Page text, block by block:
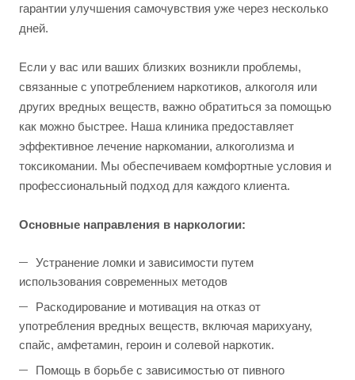
гарантии улучшения самочувствия уже через несколько
дней.
Если у вас или ваших близких возникли проблемы,
связанные с употреблением наркотиков, алкоголя или
других вредных веществ, важно обратиться за помощью
как можно быстрее. Наша клиника предоставляет
эффективное лечение наркомании, алкоголизма и
токсикомании. Мы обеспечиваем комфортные условия и
профессиональный подход для каждого клиента.
Основные направления в наркологии:
Устранение ломки и зависимости путем
использования современных методов
Раскодирование и мотивация на отказ от
употребления вредных веществ, включая марихуану,
спайс, амфетамин, героин и солевой наркотик.
Помощь в борьбе с зависимостью от пивного